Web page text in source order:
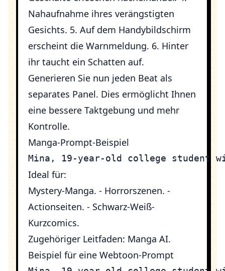
Nahaufnahme ihres verängstigten
Gesichts. 5. Auf dem Handybildschirm
erscheint die Warnmeldung. 6. Hinter
ihr taucht ein Schatten auf.
Generieren Sie nun jeden Beat als
separates Panel. Dies ermöglicht Ihnen
eine bessere Taktgebung und mehr
Kontrolle.
Manga-Prompt-Beispiel
Ideal für:
Mystery-Manga. - Horrorszenen. -
Actionseiten. - Schwarz-Weiß-
Kurzcomics.
Zugehöriger Leitfaden: Manga AI.
Beispiel für eine Webtoon-Prompt